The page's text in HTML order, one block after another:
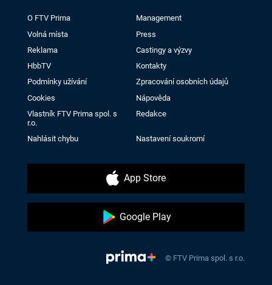
O FTV Prima
Management
Volná místa
Press
Reklama
Castingy a výzvy
HbbTV
Kontakty
Podmínky užívání
Zpracování osobních údajů
Cookies
Nápověda
Vlastník FTV Prima spol. s
r.o.
Redakce
Nahlásit chybu Nastavení soukromí
App Store
Google Play
© FTV Prima spol. s r.o.